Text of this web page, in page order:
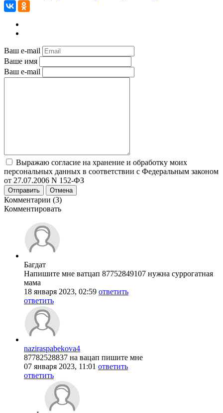
Ваш e-mail
Ваше имя
Ваш e-mail
Выражаю согласие на хранение и обработку моих
персональных данных в соответствии с Федеральным законом
от 27.07.2006 N 152-ФЗ
Отправить Отмена
Комментарии (3)
Комментировать
Багдат
Напишите мне ватцап 87752849107 нужна суррогатная
мама
18 января 2023, 02:59 ответить
ответить
naziraspabekova4
87782528837 на вацап пишите мне
07 января 2023, 11:01 ответить
ответить